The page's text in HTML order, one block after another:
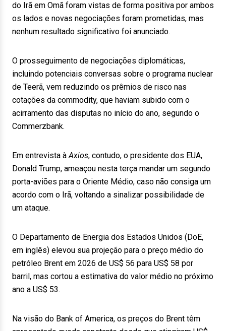
do Irã em Omã foram vistas de forma positiva por ambos
os lados e novas negociações foram prometidas, mas
nenhum resultado significativo foi anunciado.
O prosseguimento de negociações diplomáticas,
incluindo potenciais conversas sobre o programa nuclear
de Teerã, vem reduzindo os prêmios de risco nas
cotações da commodity, que haviam subido com o
acirramento das disputas no início do ano, segundo o
Commerzbank.
Em entrevista àAxios, contudo, o presidente dos EUA,
Donald Trump, ameaçou nesta terça mandar um segundo
porta-aviões para o Oriente Médio, caso não consiga um
acordo com o Irã, voltando a sinalizar possibilidade de
um ataque.
O Departamento de Energia dos Estados Unidos (DoE,
em inglês) elevou sua projeção para o preço médio do
petróleo Brent em 2026 de US$ 56 para US$ 58 por
barril, mas cortou a estimativa do valor médio no próximo
ano a US$ 53.
Na visão do Bank of America, os preços do Brent têm